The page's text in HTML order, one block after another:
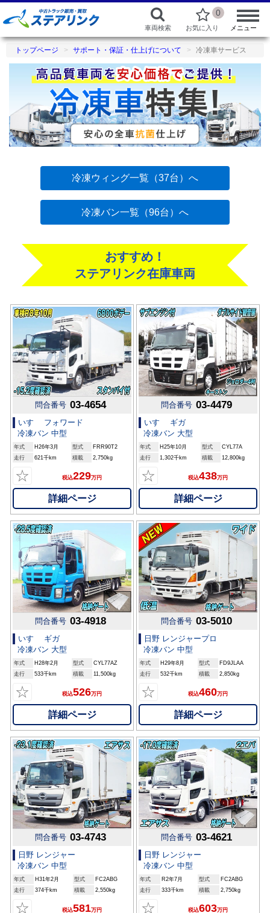
車両検索
0
お気に入り メニュー
トップページ サポート・保証・仕上げについて 冷凍車サービス
冷凍ウィング一覧（37台）へ
冷凍バン一覧（96台）へ
おすすめ！
ステアリンク在庫車両
問合番号 03-4654
いすゞ フォワード
冷凍バン 中型
年式 H26年3月 型式
FRR90T2
走行
621千km 積載 2,750kg
☆ 税込229万円
詳細ページ
問合番号 03-4479
いすゞ ギガ
冷凍バン 大型
年式 H25年10月 型式
CYL77A
走行
1,302千km 積載 12,800kg
☆ 税込438万円
詳細ページ
問合番号 03-4918
いすゞ ギガ
冷凍バン 大型
年式 H28年2月 型式
CYL77AZ
走行
533千km 積載 11,500kg
☆ 税込526万円
詳細ページ
問合番号 03-5010
日野 レンジャープロ
冷凍バン 中型
年式 H29年8月 型式
FD9JLAA
走行
532千km 積載 2,850kg
☆ 税込460万円
詳細ページ
問合番号 03-4743
日野 レンジャー
冷凍バン 中型
年式 H31年2月 型式
FC2ABG
走行
374千km 積載 2,550kg
☆ 税込581万円
問合番号 03-4621
日野 レンジャー
冷凍バン 中型
年式 R2年7月 型式
FC2ABG
走行
333千km 積載 2,750kg
☆ 税込603万円